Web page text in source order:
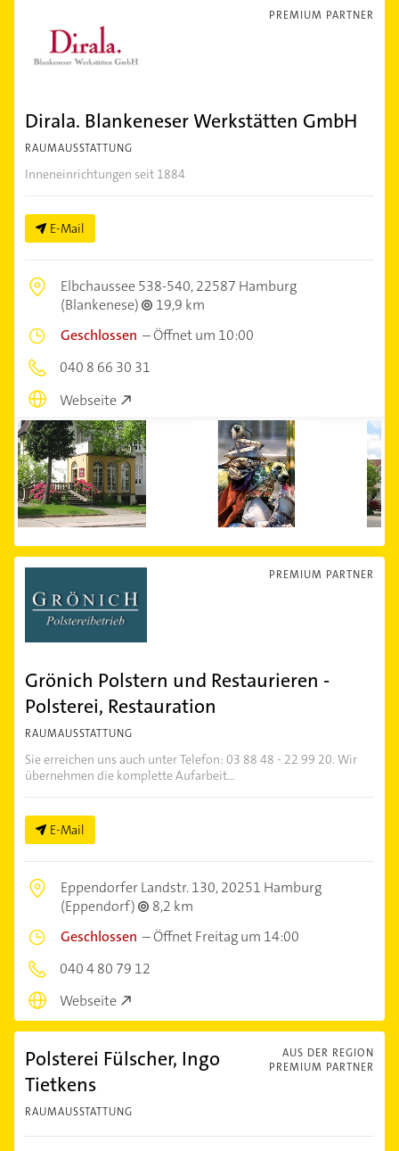
PREMIUM PARTNER
Dirala. Blankeneser Werkstätten GmbH
RAUMAUSSTATTUNG
Inneneinrichtungen seit 1884
E-Mail
Elbchaussee 538-540,22587 Hamburg
(Blankenese)
19,9 km
Geschlossen –Öffnet um 10:00
040 8 66 30 31
Webseite
PREMIUM PARTNER
Grönich Polstern und Restaurieren -
Polsterei, Restauration
RAUMAUSSTATTUNG
Sie erreichen uns auch unter Telefon: 03 88 48 - 22 99 20. Wir
übernehmen die komplette Aufarbeit...
E-Mail
Eppendorfer Landstr. 130,20251 Hamburg
(Eppendorf)
8,2 km
Geschlossen –Öffnet Freitag um 14:00
040 4 80 79 12
Webseite
AUS DER REGION
PREMIUM PARTNER
Polsterei Fülscher, Ingo
Tietkens
RAUMAUSSTATTUNG